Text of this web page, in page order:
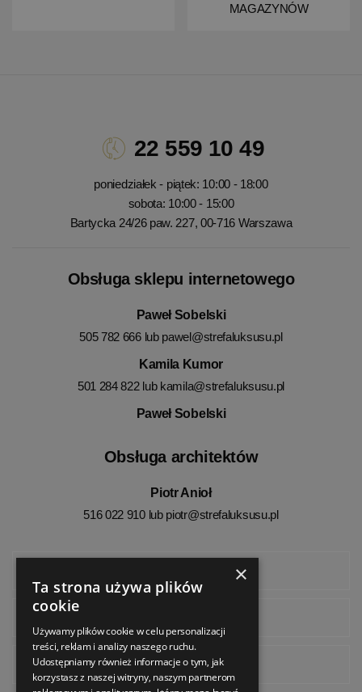
MAGAZYNÓW
22 559 10 49
poniedziałek - piątek: 10:00 - 18:00
sobota: 10:00 - 15:00
Bartycka 24/26 paw. 227, 00-716 Warszawa
Obsługa sklepu internetowego
Paweł Sobelski
505 782 666 lub pawel@strefaluksusu.pl
Kamila Kumor
501 284 822 lub kamila@strefaluksusu.pl
Paweł Sobelski
Obsługa architektów
Piotr Anioł
516 022 910 lub piotr@strefaluksusu.pl
Pinterest
×
Ta strona używa plików
cookie
Używamy plików cookie w celu personalizacji
treści, reklam i analizy naszego ruchu.
Udostępniamy również informacje o tym, jak
korzystasz z naszej witryny, naszym partnerom